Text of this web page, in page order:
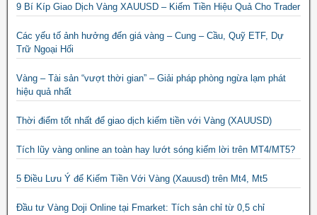
9 Bí Kíp Giao Dịch Vàng XAUUSD – Kiếm Tiền Hiệu Quả Cho Trader
Các yếu tố ảnh hưởng đến giá vàng – Cung – Cầu, Quỹ ETF, Dự
Trữ Ngoại Hối
Vàng – Tài sản “vượt thời gian” – Giải pháp phòng ngừa lạm phát
hiệu quả nhất
Thời điểm tốt nhất để giao dịch kiếm tiền với Vàng (XAUUSD)
Tích lũy vàng online an toàn hay lướt sóng kiếm lời trên MT4/MT5?
5 Điều Lưu Ý để Kiếm Tiền Với Vàng (Xauusd) trên Mt4, Mt5
Đầu tư Vàng Doji Online tại Fmarket: Tích sản chỉ từ 0,5 chỉ